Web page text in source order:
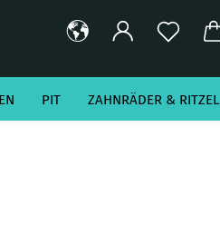
PIT ZAHNRÄDER & RITZEL